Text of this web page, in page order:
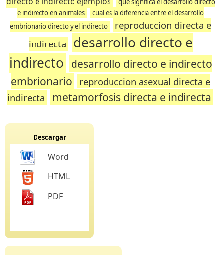
que significa el desarrollo directo
e indirecto en animales
cual es la diferencia entre el desarrollo
embrionario directo y el indirecto
reproduccion directa e
indirecta
desarrollo directo e
indirecto desarrollo directo e indirecto
embrionario
reproduccion asexual directa e
indirecta
metamorfosis directa e indirecta
Descargar
Word
HTML
PDF